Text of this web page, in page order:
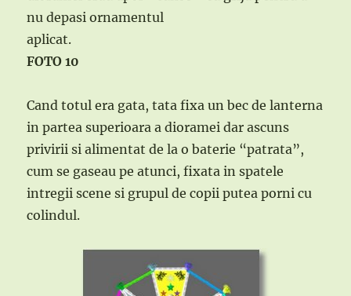
nu depasi ornamentul
aplicat.
FOTO 10
Cand totul era gata, tata fixa un bec de lanterna
in partea superioara a dioramei dar ascuns
privirii si alimentat de la o baterie “patrata”,
cum se gaseau pe atunci, fixata in spatele
intregii scene si grupul de copii putea porni cu
colindul.